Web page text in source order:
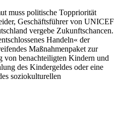
muss politische Toppriorität
Geschäftsführer von UNICEF
vergebe Zukunftschancen.
Handeln« der
Maßnahmenpaket zur
von benachteiligten Kindern und
des Kindergeldes oder eine
soziokulturellen